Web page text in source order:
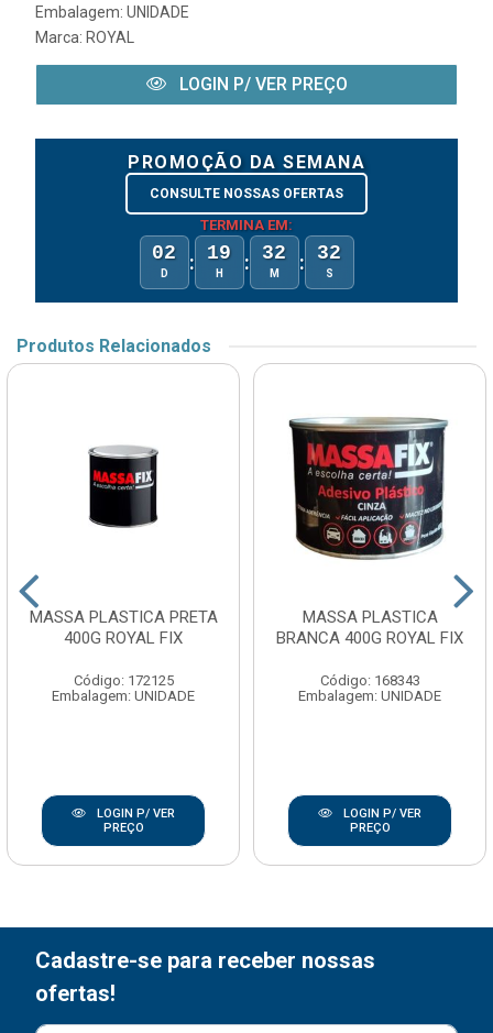
Embalagem: UNIDADE
Marca: ROYAL
LOGIN P/ VER PREÇO
PROMOÇÃO DA SEMANA
CONSULTE NOSSAS OFERTAS
TERMINA EM:
02
D : 19
H : 32
M : 32
S
Produtos Relacionados
MASSA PLASTICA PRETA
400G ROYAL FIX
Código: 172125
Embalagem: UNIDADE
LOGIN P/ VER
PREÇO
MASSA PLASTICA
BRANCA 400G ROYAL FIX
Código: 168343
Embalagem: UNIDADE
LOGIN P/ VER
PREÇO
Cadastre-se para receber nossas
ofertas!